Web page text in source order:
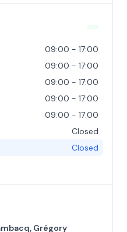
09:00 - 17:00
09:00 - 17:00
09:00 - 17:00
09:00 - 17:00
09:00 - 17:00
Closed
Closed
Grégory